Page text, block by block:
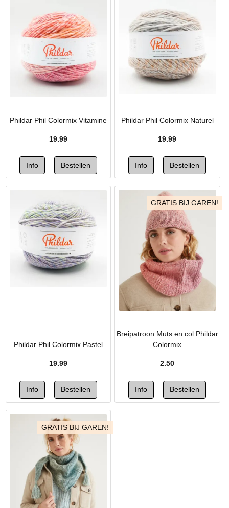
Phildar Phil Colormix Vitamine
19.99
Phildar Phil Colormix Naturel
19.99
Phildar Phil Colormix Pastel
19.99
GRATIS BIJ GAREN!
Breipatroon Muts en col Phildar
Colormix
2.50
GRATIS BIJ GAREN!